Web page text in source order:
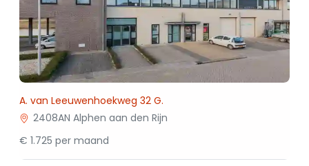
A. van Leeuwenhoekweg 32 G.
2408AN Alphen aan den Rijn
€ 1.725 per maand